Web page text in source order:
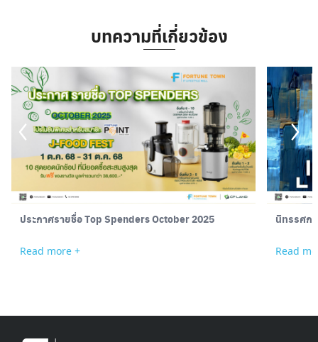
บทความที่เกี่ยวข้อง
ประกาศรายชื่อ Top Spenders October 2025
Read more +
นิทรรศก
Read